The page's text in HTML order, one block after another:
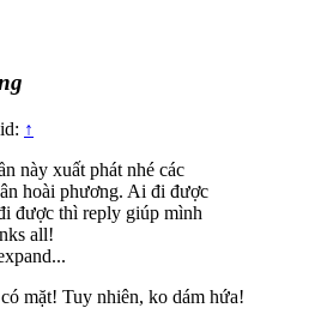
↑
này xuất phát nhé các
hoài phương. Ai đi được
được thì reply giúp mình
all!
mặt! Tuy nhiên, ko dám hứa!